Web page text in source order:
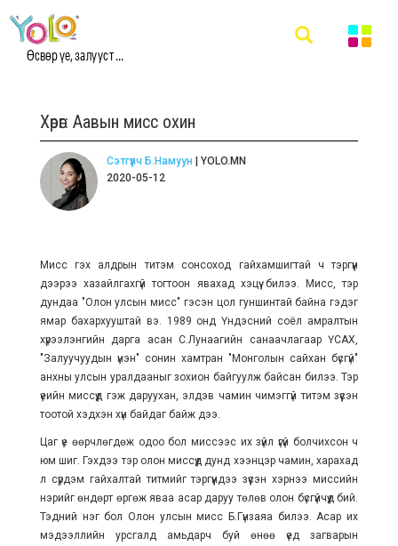
Өсвөр үе, залууст ...
Хөрөг: Аавын мисс охин
Сэтгүүлч Б.Намуун | YOLO.MN
2020-05-12
Мисс гэх алдрын титэм сонсоход гайхамшигтай ч тэргүүн
дээрээ хазайлгахгүй тогтоон явахад хэцүү билээ. Мисс, тэр
дундаа "Олон улсын мисс" гэсэн цол гуншинтай байна гэдэг
ямар бахархууштай вэ. 1989 онд Үндэсний соёл амралтын
хүрээлэнгийн дарга асан С.Лунаагийн санаачлагаар ҮСАХ,
"Залуучуудын үнэн" сонин хамтран "Монголын сайхан бүсгүй"
анхны улсын уралдааныг зохион байгуулж байсан билээ. Тэр
үеийн миссүүд гэж даруухан, элдэв чамин чимэггүй титэм зүүсэн
тоотой хэдхэн хүн байдаг байж дээ.
Цаг үе өөрчлөгдөж одоо бол миссээс их зүйл үгүй болчихсон ч
юм шиг. Гэхдээ тэр олон миссүүд дунд хээнцэр чамин, харахад
л сүрдэм гайхалтай титмийг тэргүүндээ зүүсэн хэрнээ миссийн
нэрийг өндөрт өргөж яваа асар даруу төлөв олон бүсгүйчүүд бий.
Тэдний нэг бол Олон улсын мисс Б.Гүнзаяа билээ. Асар их
мэдээллийн урсгалд амьдарч буй өнөө үед загварын